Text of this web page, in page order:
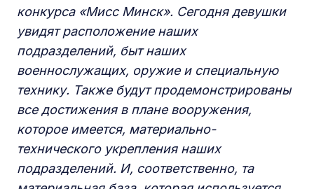
конкурса «Мисс Минск». Сегодня девушки
увидят расположение наших
подразделений, быт наших
военнослужащих, оружие и специальную
технику. Также будут продемонстрированы
все достижения в плане вооружения,
которое имеется, материально-
технического укрепления наших
подразделений. И, соответственно, та